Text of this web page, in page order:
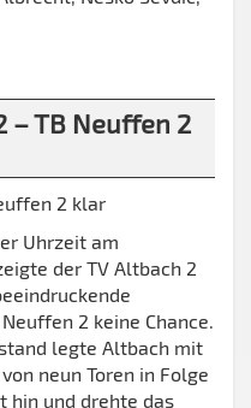
– TB Neuffen 2
2 klar
Uhrzeit am
der TV Altbach 2
2 keine Chance.
legte Altbach mit
neun Toren in Folge
hin und drehte das